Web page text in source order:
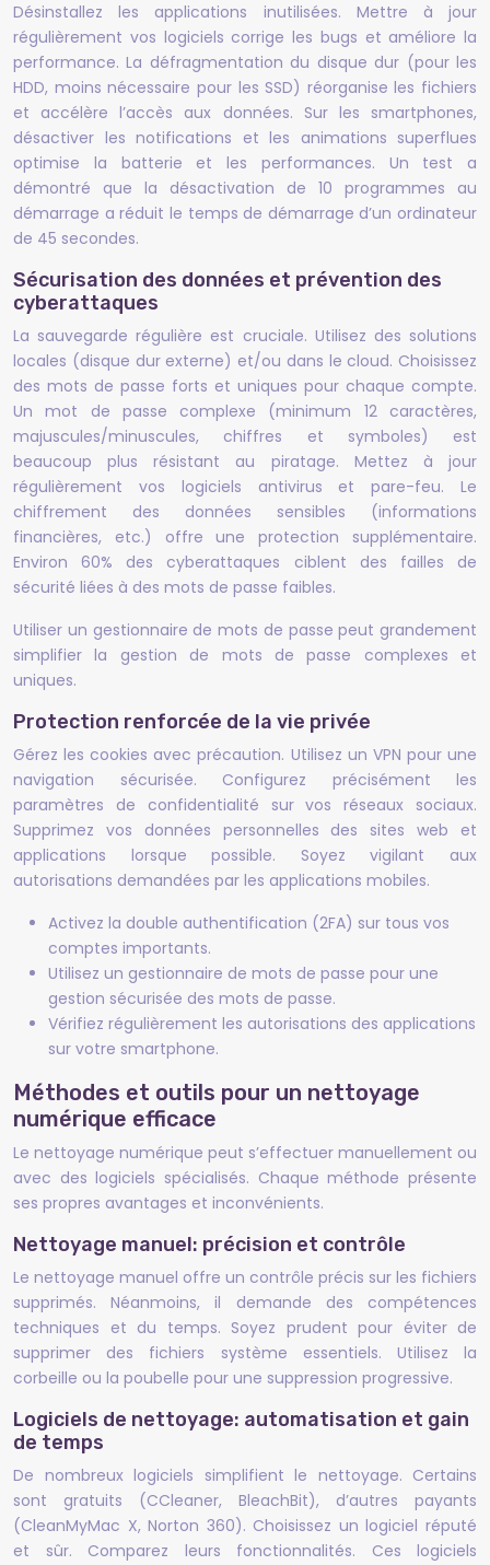
Désinstallez les applications inutilisées. Mettre à jour
régulièrement vos logiciels corrige les bugs et améliore la
performance. La défragmentation du disque dur (pour les
HDD, moins nécessaire pour les SSD) réorganise les fichiers
et accélère l’accès aux données. Sur les smartphones,
désactiver les notifications et les animations superflues
optimise la batterie et les performances. Un test a
démontré que la désactivation de 10 programmes au
démarrage a réduit le temps de démarrage d’un ordinateur
de 45 secondes.
Sécurisation des données et prévention des
cyberattaques
La sauvegarde régulière est cruciale. Utilisez des solutions
locales (disque dur externe) et/ou dans le cloud. Choisissez
des mots de passe forts et uniques pour chaque compte.
Un mot de passe complexe (minimum 12 caractères,
majuscules/minuscules, chiffres et symboles) est
beaucoup plus résistant au piratage. Mettez à jour
régulièrement vos logiciels antivirus et pare-feu. Le
chiffrement des données sensibles (informations
financières, etc.) offre une protection supplémentaire.
Environ 60% des cyberattaques ciblent des failles de
sécurité liées à des mots de passe faibles.
Utiliser un gestionnaire de mots de passe peut grandement
simplifier la gestion de mots de passe complexes et
uniques.
Protection renforcée de la vie privée
Gérez les cookies avec précaution. Utilisez un VPN pour une
navigation sécurisée. Configurez précisément les
paramètres de confidentialité sur vos réseaux sociaux.
Supprimez vos données personnelles des sites web et
applications lorsque possible. Soyez vigilant aux
autorisations demandées par les applications mobiles.
Activez la double authentification (2FA) sur tous vos
comptes importants.
Utilisez un gestionnaire de mots de passe pour une
gestion sécurisée des mots de passe.
Vérifiez régulièrement les autorisations des applications
sur votre smartphone.
Méthodes et outils pour un nettoyage
numérique efficace
Le nettoyage numérique peut s’effectuer manuellement ou
avec des logiciels spécialisés. Chaque méthode présente
ses propres avantages et inconvénients.
Nettoyage manuel: précision et contrôle
Le nettoyage manuel offre un contrôle précis sur les fichiers
supprimés. Néanmoins, il demande des compétences
techniques et du temps. Soyez prudent pour éviter de
supprimer des fichiers système essentiels. Utilisez la
corbeille ou la poubelle pour une suppression progressive.
Logiciels de nettoyage: automatisation et gain
de temps
De nombreux logiciels simplifient le nettoyage. Certains
sont gratuits (CCleaner, BleachBit), d’autres payants
(CleanMyMac X, Norton 360). Choisissez un logiciel réputé
et sûr. Comparez leurs fonctionnalités. Ces logiciels